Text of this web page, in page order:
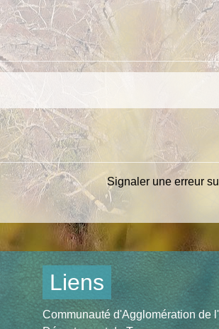
Signaler une erreur
Liens
Communauté d'Agglomération de